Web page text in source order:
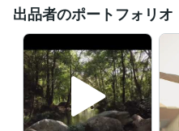
ありがたいことに、他の電話相談
様で、私との会話がきっかけで問
方も多くいらっしゃいます…！
私自身、お悩みやお話しを聞くこ
連絡くださいm(_ _)m
(2021/7/9からサービスを始めまし
受賞歴
アンサンブルコンテスト都大会銅賞
出品者のポートフォリオ